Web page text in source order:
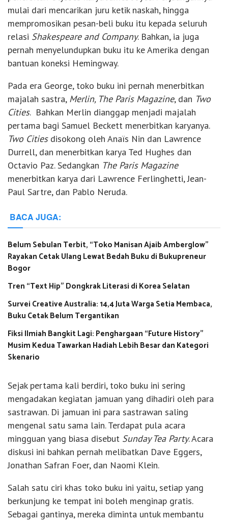
mulai dari mencarikan juru ketik naskah, hingga
mempromosikan pesan-beli buku itu kepada seluruh
relasi Shakespeare and Company. Bahkan, ia juga
pernah menyelundupkan buku itu ke Amerika dengan
bantuan koneksi Hemingway.
Pada era George, toko buku ini pernah menerbitkan
majalah sastra, Merlin, The Paris Magazine, dan Two
Cities. Bahkan Merlin dianggap menjadi majalah
pertama bagi Samuel Beckett menerbitkan karyanya.
Two Citiesdisokong oleh Anaïs Nin dan Lawrence
Durrell, dan menerbitkan karya Ted Hughes dan
Octavio Paz. Sedangkan The Paris Magazine
menerbitkan karya dari Lawrence Ferlinghetti, Jean-
Paul Sartre, dan Pablo Neruda.
BACA JUGA:
Belum Sebulan Terbit, “Toko Manisan Ajaib Amberglow”
Rayakan Cetak Ulang Lewat Bedah Buku di Bukupreneur
Bogor
Tren “Text Hip” Dongkrak Literasi di Korea Selatan
Survei Creative Australia: 14,4 Juta Warga Setia Membaca,
Buku Cetak Belum Tergantikan
Fiksi Ilmiah Bangkit Lagi: Penghargaan “Future History”
Musim Kedua Tawarkan Hadiah Lebih Besar dan Kategori
Skenario
Sejak pertama kali berdiri, toko buku ini sering
mengadakan kegiatan jamuan yang dihadiri oleh para
sastrawan. Di jamuan ini para sastrawan saling
mengenal satu sama lain. Terdapat pula acara
mingguan yang biasa disebut Sunday Tea Party. Acara
diskusi ini bahkan pernah melibatkan Dave Eggers,
Jonathan Safran Foer, dan Naomi Klein.
Salah satu ciri khas toko buku ini yaitu, setiap yang
berkunjung ke tempat ini boleh menginap gratis.
Sebagai gantinya, mereka diminta untuk membantu